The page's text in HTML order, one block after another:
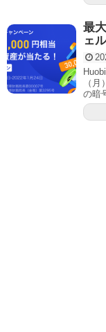
最
ェ
（
の暗